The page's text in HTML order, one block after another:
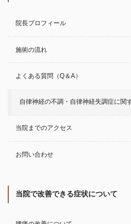
院長プロフィール
施術の流れ
よくある質問（Q＆A）
自律神経の不調・自律神経失調症に関
当院までのアクセス
お問い合わせ
当院で改善できる症状について